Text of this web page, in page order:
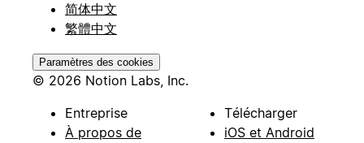
简体中文
繁體中文
Paramètres des cookies
© 2026 Notion Labs, Inc.
Entreprise
À propos de
Télécharger
iOS et Android